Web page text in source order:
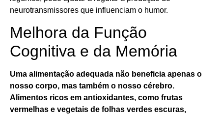
neurotransmissores que influenciam o humor.
Melhora da Função
Cognitiva e da Memória
Uma alimentação adequada não beneficia apenas o
nosso corpo, mas também o nosso cérebro.
Alimentos ricos em antioxidantes, como frutas
vermelhas e vegetais de folhas verdes escuras,